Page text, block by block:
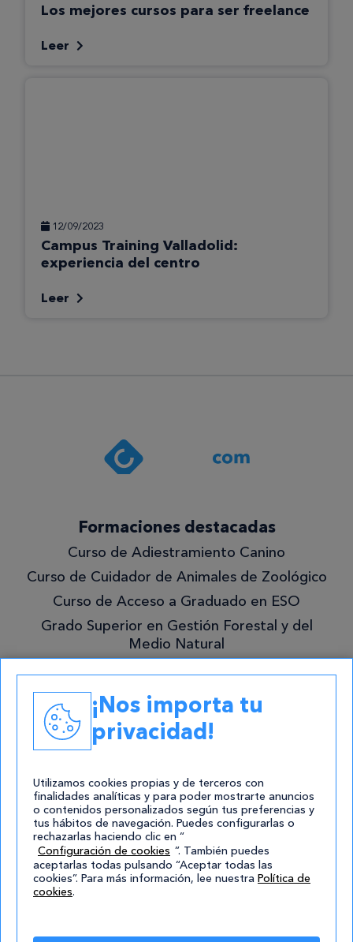
Los mejores cursos para ser freelance
Leer
12/09/2023
Campus Training Valladolid:
experiencia del centro
Leer
Formaciones destacadas
Curso de Adiestramiento Canino
Curso de Cuidador de Animales de Zoológico
Curso de Acceso a Graduado en ESO
Grado Superior en Gestión Forestal y del
Medio Natural
Contacto
atencion@cursos.com
Redes Sociales
Aviso Legal|Política de privacidad|Cookies|Mapa de
¡Nos importa tu
privacidad!
Utilizamos cookies propias y de terceros con
finalidades analíticas y para poder mostrarte anuncios
o contenidos personalizados según tus preferencias y
tus hábitos de navegación. Puedes configurarlas o
rechazarlas haciendo clic en “
Configuración de cookies ”. También puedes
aceptarlas todas pulsando “Aceptar todas las
cookies”. Para más información, lee nuestra Política de
cookies.